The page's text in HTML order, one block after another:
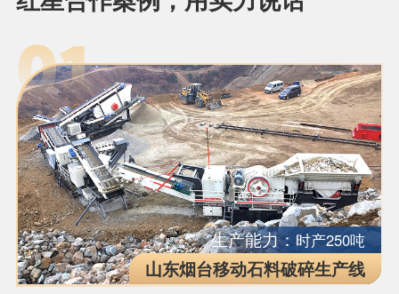
生产能力： 时产250吨
山东烟台移动石料破碎生产线